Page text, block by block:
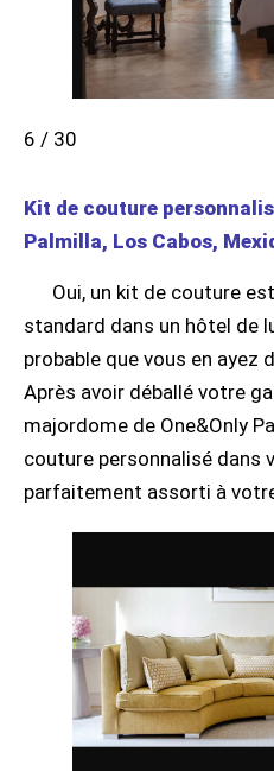
6 / 30
Kit de couture
Palmilla, Los Cabos,
Oui, un kit de couture
standard dans un hôtel de
probable que vous en ayez
Après avoir déballé votre
majordome de One&Only
couture personnalisé dans
parfaitement assorti à